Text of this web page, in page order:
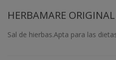
HERBAMARE ORIGINAL
Sal de hierbas.Apta para las